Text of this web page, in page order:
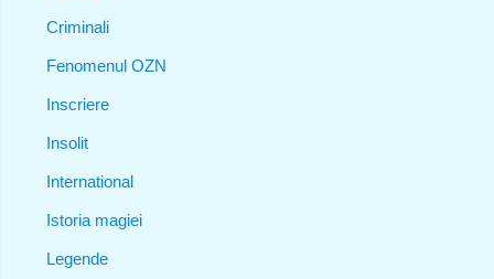
Criminali
Fenomenul OZN
Inscriere
Insolit
International
Istoria magiei
Legende